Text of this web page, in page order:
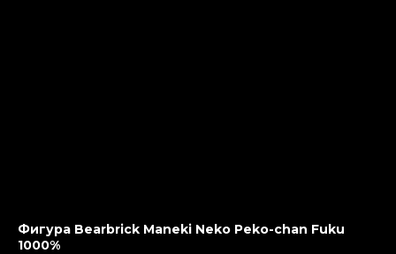
Фигура Bearbrick Maneki Neko Peko-chan Fuku
1000%